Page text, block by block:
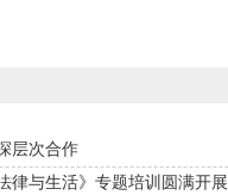
层次合作
律与生活》专题培训圆满开展